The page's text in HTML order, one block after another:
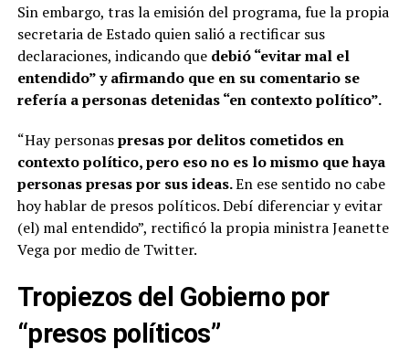
Sin embargo, tras la emisión del programa, fue la propia
secretaria de Estado quien salió a rectificar sus
declaraciones, indicando quedebió “evitar mal el
entendido” y afirmando que en su comentario se
refería a personas detenidas “en contexto político”.
“Hay personaspresas por delitos cometidos en
contexto político, pero eso no es lo mismo que haya
personas presas por sus ideas.En ese sentido no cabe
hoy hablar de presos políticos. Debí diferenciar y evitar
(el) mal entendido”, rectificó la propia ministra Jeanette
Vega por medio de Twitter.
Tropiezos del Gobierno por
“presos políticos”